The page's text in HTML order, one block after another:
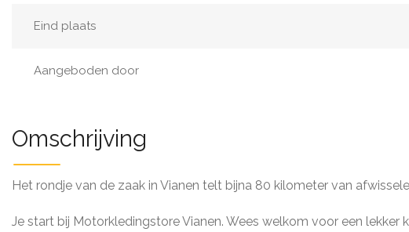
Eind plaats
Aangeboden door
Omschrijving
Het rondje van de zaak in Vianen telt bijna 80 kilometer van
Je start bij Motorkledingstore Vianen. Wees welkom voor een